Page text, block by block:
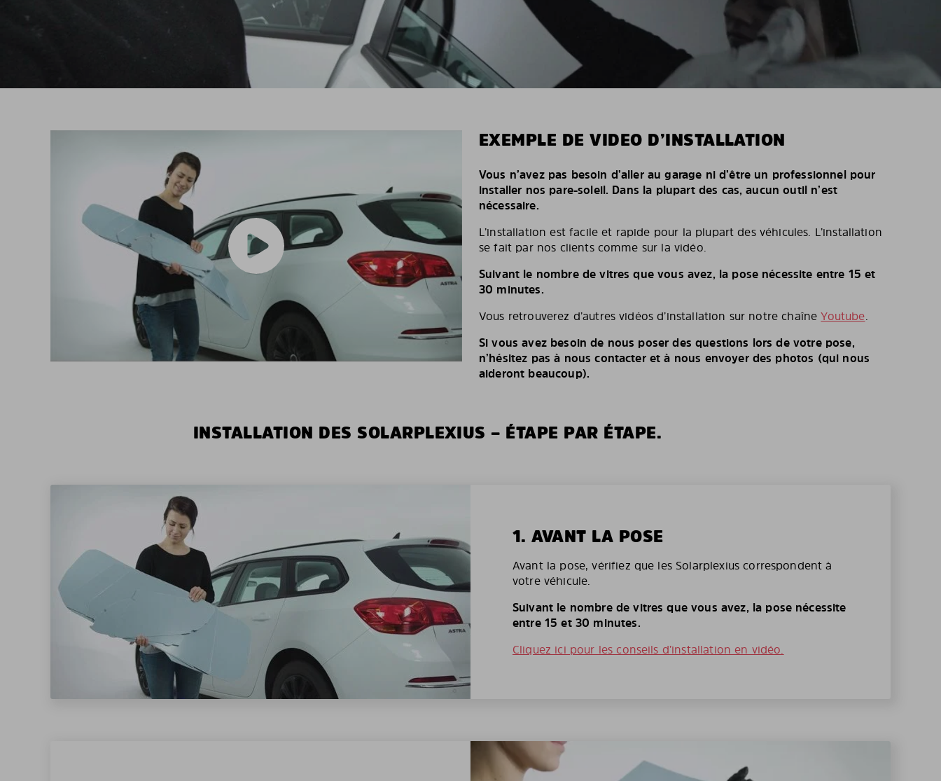
EXEMPLE DE VIDEO D’INSTALLATION
Vous n’avez pas besoin d’aller au garage ni d’être un professionnel pour
installer nos pare-soleil. Dans la plupart des cas, aucun outil n’est
nécessaire.
L’installation est facile et rapide pour la plupart des véhicules. L’installation
se fait par nos clients comme sur la vidéo.
Suivant le nombre de vitres que vous avez, la pose nécessite entre 15 et
30 minutes.
Vous retrouverez d’autres vidéos d’installation sur notre chaîneYoutube.
Si vous avez besoin de nous poser des questions lors de votre pose,
n’hésitez pas à nous contacter et à nous envoyer des photos (qui nous
aideront beaucoup).
INSTALLATION DES SOLARPLEXIUS – ÉTAPE PAR ÉTAPE.
1. AVANT LA POSE
Avant la pose, vérifiez que les Solarplexius correspondent à
votre véhicule.
Suivant le nombre de vitres que vous avez, la pose nécessite
entre 15 et 30 minutes.
Cliquez ici pour les conseils d’installation en vidéo.